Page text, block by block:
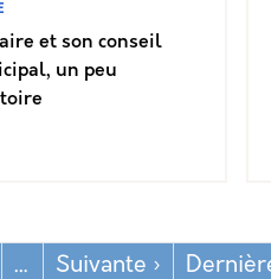
et son conseil
un peu
… Suivante › Page